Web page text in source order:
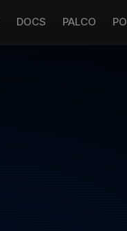
DOCS PALCO